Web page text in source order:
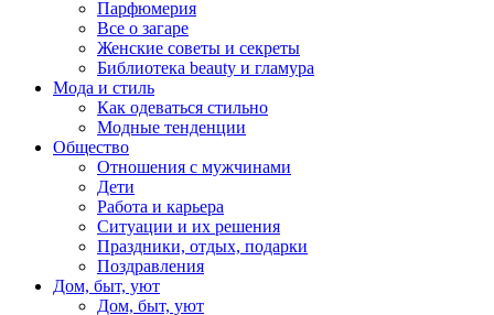
Парфюмерия
Все о загаре
Женские советы и секреты
Библиотека beauty и гламура
Мода и стиль
Как одеваться стильно
Модные тенденции
Общество
Отношения с мужчинами
Дети
Работа и карьера
Ситуации и их решения
Праздники, отдых, подарки
Поздравления
Дом, быт, уют
Дом, быт, уют